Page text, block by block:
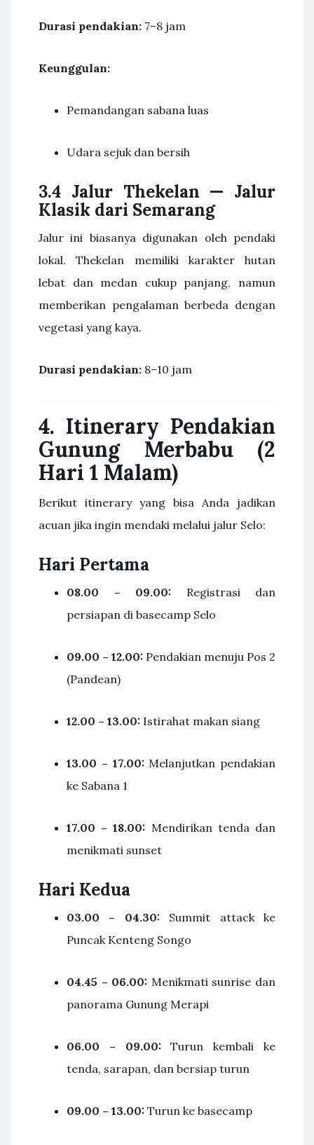
Durasi pendakian: 7–8 jam
Keunggulan:
Pemandangan sabana luas
Udara sejuk dan bersih
3.4 Jalur Thekelan — Jalur
Klasik dari Semarang
Jalur ini biasanya digunakan oleh pendaki
lokal. Thekelan memiliki karakter hutan
lebat dan medan cukup panjang, namun
memberikan pengalaman berbeda dengan
vegetasi yang kaya.
Durasi pendakian: 8–10 jam
4. Itinerary Pendakian
Gunung Merbabu (2
Hari 1 Malam)
Berikut itinerary yang bisa Anda jadikan
acuan jika ingin mendaki melalui jalur Selo:
Hari Pertama
08.00 – 09.00: Registrasi dan
persiapan di basecamp Selo
09.00 – 12.00: Pendakian menuju Pos 2
(Pandean)
12.00 – 13.00: Istirahat makan siang
13.00 – 17.00: Melanjutkan pendakian
ke Sabana 1
17.00 – 18.00: Mendirikan tenda dan
menikmati sunset
Hari Kedua
03.00 – 04.30: Summit attack ke
Puncak Kenteng Songo
04.45 – 06.00: Menikmati sunrise dan
panorama Gunung Merapi
06.00 – 09.00: Turun kembali ke
tenda, sarapan, dan bersiap turun
09.00 – 13.00: Turun ke basecamp